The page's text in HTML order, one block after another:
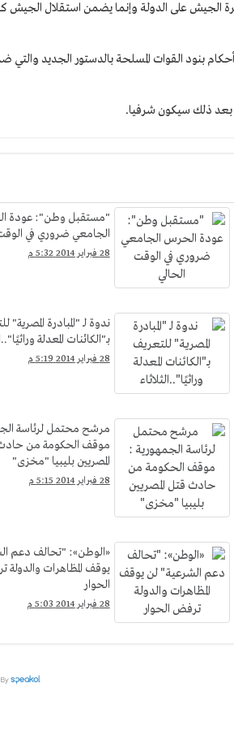
الجيش على الدولة وإنما يضمن استقلال
بنود القوات المسلحة بالدستور الجديد والتي
بعد ذلك سيكون شرفيا.
"مستقبل وطن": عودة
الجامعي ضروري في
28 فبراير 2014 5:32 م
ندوة لـ "المبادرة المصرية"
بـ"الكائنات المعدلة
28 فبراير 2014 5:19 م
مرشح محتمل لرئاسة
موقف الحكومة من
المصريين بليبيا "مخزى"
28 فبراير 2014 5:15 م
«الوطن»: "تحالف دعم
يوقف المظاهرات والدولة
الحوار
28 فبراير 2014 5:03 م